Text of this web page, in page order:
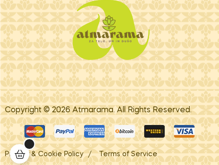
Copyright © 2026Atm​arama. All Rights Reserved.
Privacy & Cookie Policy Terms of Service